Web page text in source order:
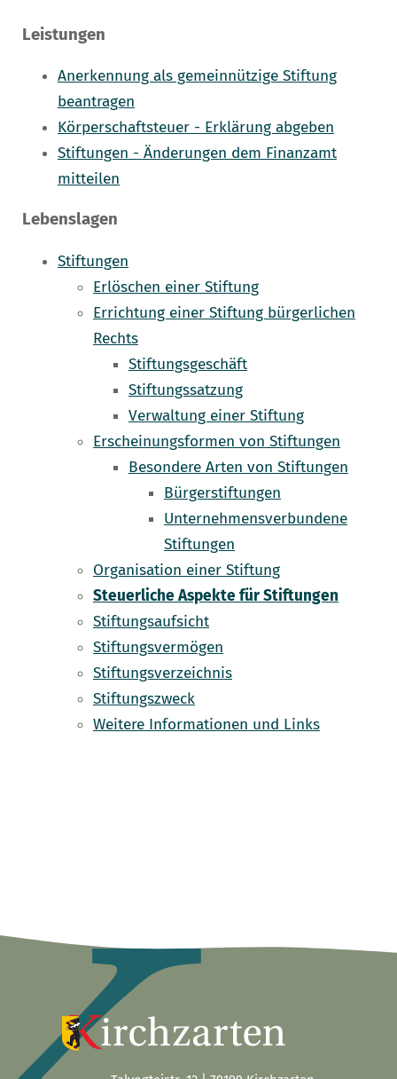
Leistungen
Anerkennung als gemeinnützige Stiftung
beantragen
Körperschaftsteuer - Erklärung abgeben
Stiftungen - Änderungen dem Finanzamt
mitteilen
Lebenslagen
Stiftungen
Erlöschen einer Stiftung
Errichtung einer Stiftung bürgerlichen
Rechts
Stiftungsgeschäft
Stiftungssatzung
Verwaltung einer Stiftung
Erscheinungsformen von Stiftungen
Besondere Arten von Stiftungen
Bürgerstiftungen
Unternehmensverbundene
Stiftungen
Organisation einer Stiftung
Steuerliche Aspekte für Stiftungen
Stiftungsaufsicht
Stiftungsvermögen
Stiftungsverzeichnis
Stiftungszweck
Weitere Informationen und Links